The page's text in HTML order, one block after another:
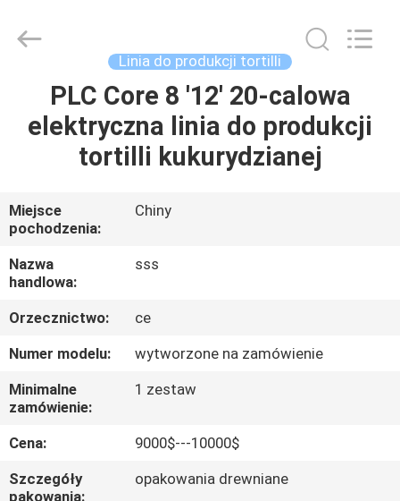
DOMU
FILMY
O
NAS
WYCIECZKA
PO
FABRYCE
Technology
Linia do produkcji tortilli
PLC Core 8 '12' 20-calowa
elektryczna linia do produkcji
tortilli kukurydzianej
Miejsce
pochodzenia:
Chiny
Nazwa
handlowa:
sss
Orzecznictwo:
ce
Numer modelu:
wytworzone na zamówienie
Minimalne
zamówienie:
1 zestaw
Cena:
9000$---10000$
Szczegóły
pakowania:
opakowania drewniane